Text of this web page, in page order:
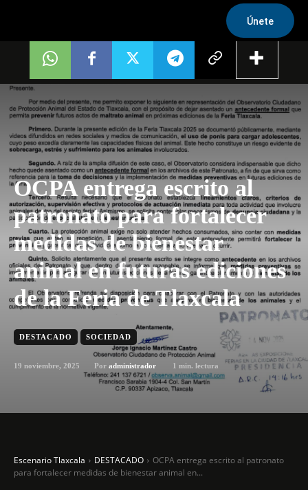
Únete
OCPA entrega escrito al
patronato para fortalecer
medidas de bienestar
animal en futuras ediciones
de la Feria de Tlaxcala
DESTACADO SOCIEDAD
19 noviembre, 2025 Por administrador 1 min. lectura
Escenario Tlaxcala DESTACADO
OCPA entrega escrito al patronato
para fortalecer medidas de bienestar animal en...